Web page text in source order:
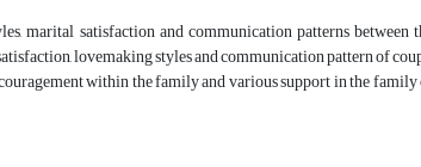
marital satisfaction and communication patterns between
lovemaking styles and communication pattern of
within the family and various support in the